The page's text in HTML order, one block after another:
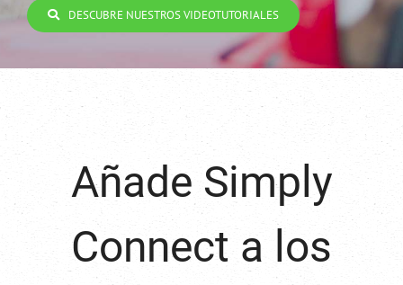
DESCUBRE NUESTROS VIDEOTUTORIALES
Añade Simply
Connect a los